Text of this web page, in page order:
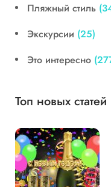
Пляжный стиль
Экскурсии (25)
Это интересно
Топ новых статей